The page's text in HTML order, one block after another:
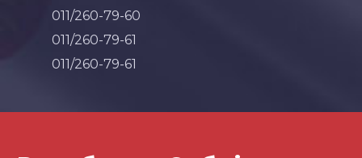
011/260-79-60
011/260-79-61
011/260-79-61